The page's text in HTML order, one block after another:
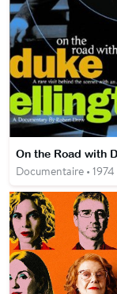
Documentaire • 1974